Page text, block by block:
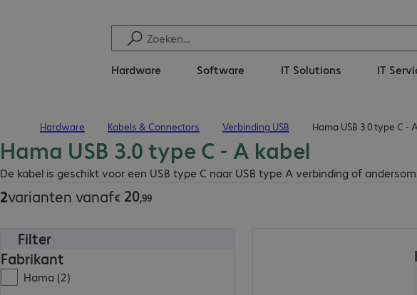
Hardware Software IT Solutions IT
Hardware Kabels & Connectors Verbinding USB Hama USB 3.0 type C -
Hama USB 3.0 type C - A kabel
De kabel is geschikt voor een USB type C naar USB type A verbinding of
2varianten vanaf€ 20,99
€ 20,99
Filter
Fabrikant
Hama (2)